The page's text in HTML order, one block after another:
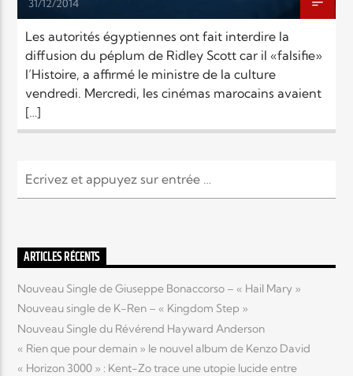
Radio Elyon
Elyon Rhema
Elyon Kids
31/12/2014
Les autorités égyptiennes ont fait interdire la
diffusion du péplum de Ridley Scott car il «falsifie»
l’Histoire, a affirmé le ministre de la culture
vendredi. Mercredi, les cinémas marocains avaient
[…]
ARTICLES RÉCENTS
Nouveau Single de Giuseppe Bonaccorso – « Hail Mary »
Nouveau single de K-Ren – « Kingdom Step »
Nouveau Single du Révérend Hayward Anderson
« Rien que pour demain » le nouvel album de Kenzo David
« Horizon 3000 » : Kent-Zo trace une utopie lucide entre